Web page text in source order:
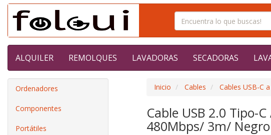
ALQUILER REMOLQUES LAVADORAS SECADORAS
Ordenadores
Componentes
Portátiles
Inicio Cables Cables USB-C
Cable USB 2.0 Tipo-
480Mbps/ 3m/ Negro